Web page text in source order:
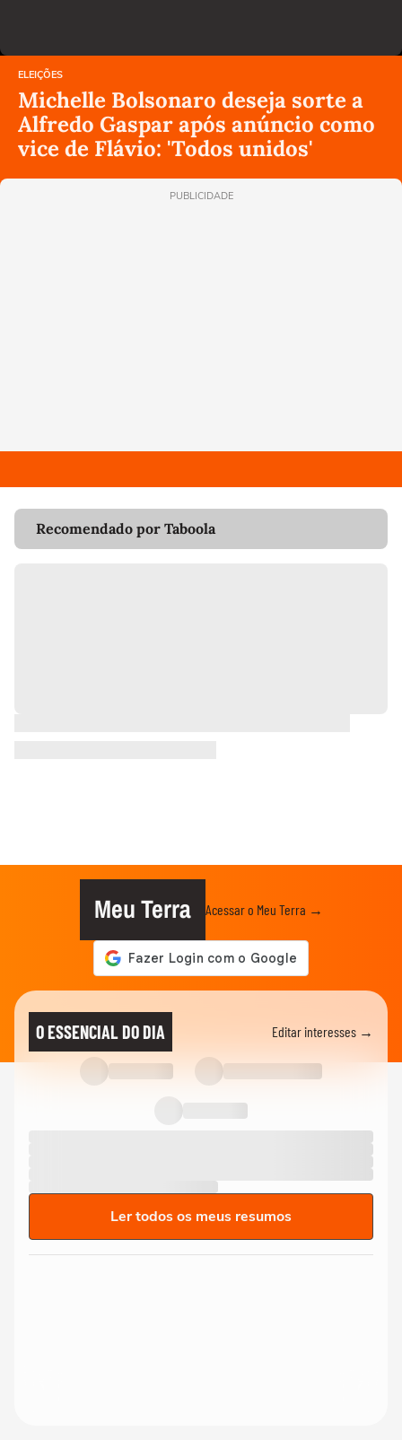
ELEIÇÕES
Michelle Bolsonaro deseja sorte a
Alfredo Gaspar após anúncio como
vice de Flávio: 'Todos unidos'
PUBLICIDADE
Recomendado por Taboola
Meu Terra Acessar o Meu Terra →
O ESSENCIAL DO DIA Editar interesses →
Ler todos os meus resumos